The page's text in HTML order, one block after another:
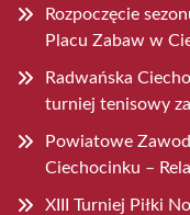
Rozpoczęcie
Placu Zabaw w
Radwańska
turniej tenisowy
Powiatowe
Ciechocinku –
XIII Turniej Piłki